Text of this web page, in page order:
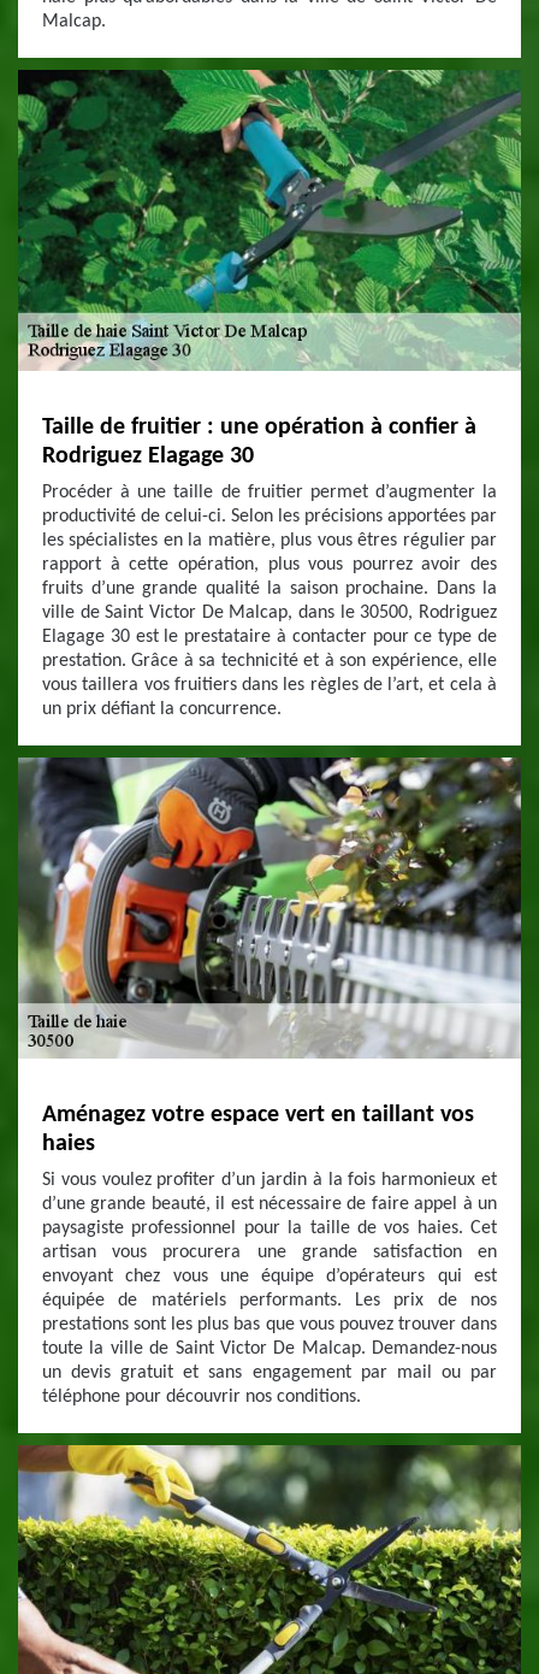
Malcap.
Taille de fruitier : une opération à confier à
Rodriguez Elagage 30
Procéder à une taille de fruitier permet d’augmenter la
productivité de celui-ci. Selon les précisions apportées par
les spécialistes en la matière, plus vous êtres régulier par
rapport à cette opération, plus vous pourrez avoir des
fruits d’une grande qualité la saison prochaine. Dans la
ville de Saint Victor De Malcap, dans le 30500, Rodriguez
Elagage 30 est le prestataire à contacter pour ce type de
prestation. Grâce à sa technicité et à son expérience, elle
vous taillera vos fruitiers dans les règles de l’art, et cela à
un prix défiant la concurrence.
Aménagez votre espace vert en taillant vos
haies
Si vous voulez profiter d’un jardin à la fois harmonieux et
d’une grande beauté, il est nécessaire de faire appel à un
paysagiste professionnel pour la taille de vos haies. Cet
artisan vous procurera une grande satisfaction en
envoyant chez vous une équipe d’opérateurs qui est
équipée de matériels performants. Les prix de nos
prestations sont les plus bas que vous pouvez trouver dans
toute la ville de Saint Victor De Malcap. Demandez-nous
un devis gratuit et sans engagement par mail ou par
téléphone pour découvrir nos conditions.